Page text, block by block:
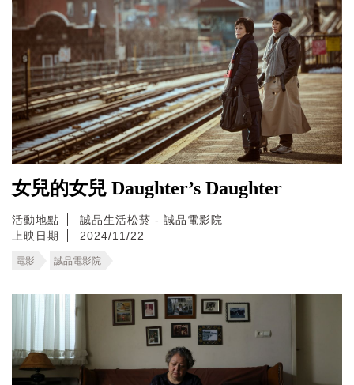
女兒的女兒 Daughter’s Daughter
活動地點
誠品生活松菸 - 誠品電影院
上映日期
2024/11/22
電影 誠品電影院